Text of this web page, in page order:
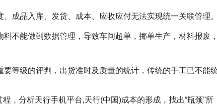
成品入库、发货、成本、应收应付无法实现统一关联管理。
不能做到数据管理，导致车间超单，挪单生产，材料报废，
等级的评判，出货准时及质量的统计，传统的手工已不能
，分析天行手机平台,天行(中国)成本的形成，找出“瓶颈”所